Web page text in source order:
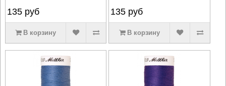
135руб
В корзину
135 руб
В корзину